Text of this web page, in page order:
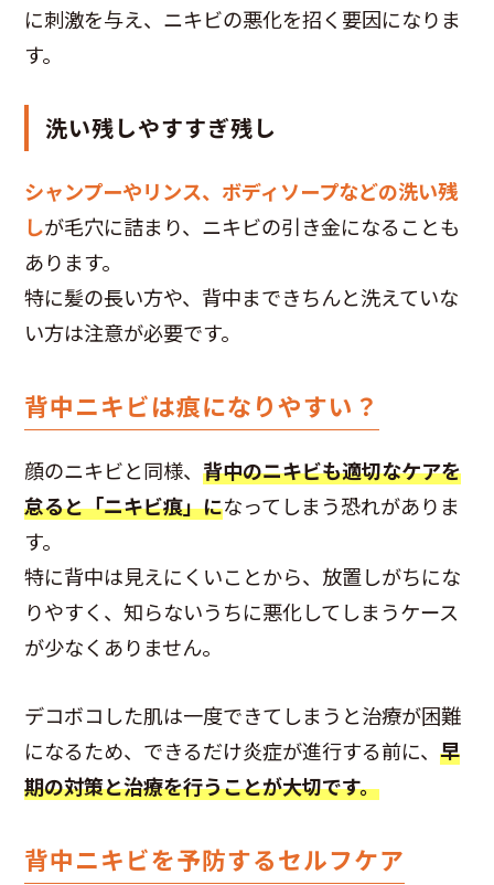
に刺激を与え、ニキビの悪化を招く要因になりま
す。
洗い残しやすすぎ残し
シャンプーやリンス、ボディソープなどの洗い残
しが毛穴に詰まり、ニキビの引き金になることも
あります。
特に髪の長い方や、背中まできちんと洗えていな
い方は注意が必要です。
背中ニキビは痕になりやすい？
顔のニキビと同様、背中のニキビも適切なケアを
怠ると「ニキビ痕」になってしまう恐れがありま
す。
特に背中は見えにくいことから、放置しがちにな
りやすく、知らないうちに悪化してしまうケース
が少なくありません。
デコボコした肌は一度できてしまうと治療が困難
になるため、できるだけ炎症が進行する前に、早
期の対策と治療を行うことが大切です。
背中ニキビを予防するセルフケア